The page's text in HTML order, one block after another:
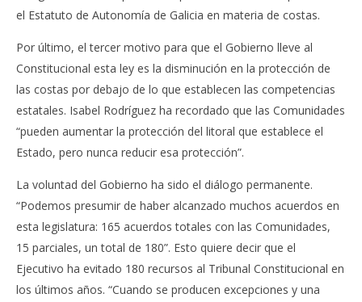
el Estatuto de Autonomía de Galicia en materia de costas.
Por último, el tercer motivo para que el Gobierno lleve al
Constitucional esta ley es la disminución en la protección de
las costas por debajo de lo que establecen las competencias
estatales. Isabel Rodríguez ha recordado que las Comunidades
“pueden aumentar la protección del litoral que establece el
Estado, pero nunca reducir esa protección”.
La voluntad del Gobierno ha sido el diálogo permanente.
“Podemos presumir de haber alcanzado muchos acuerdos en
esta legislatura: 165 acuerdos totales con las Comunidades,
15 parciales, un total de 180”. Esto quiere decir que el
Ejecutivo ha evitado 180 recursos al Tribunal Constitucional en
los últimos años. “Cuando se producen excepciones y una